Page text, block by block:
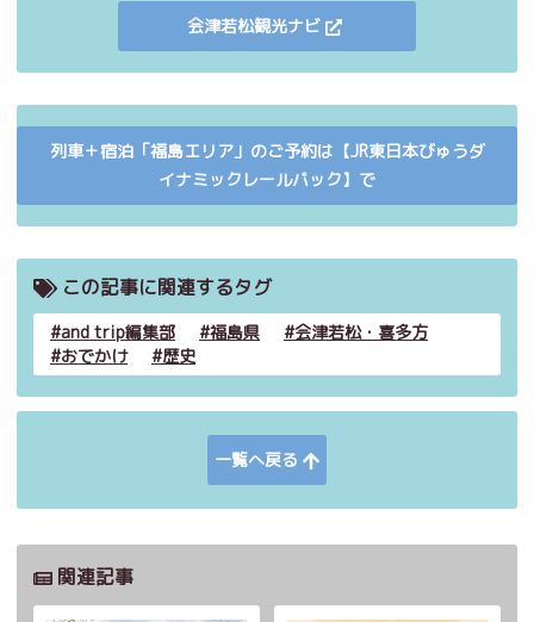
会津若松観光ナビ
列車＋宿泊「福島エリア」のご予約は【JR東日本びゅうダ
イナミックレールパック】で
この記事に関連するタグ
and trip編集部 福島県
会津若松・喜多方
おでかけ
歴史
一覧へ戻る
関連記事